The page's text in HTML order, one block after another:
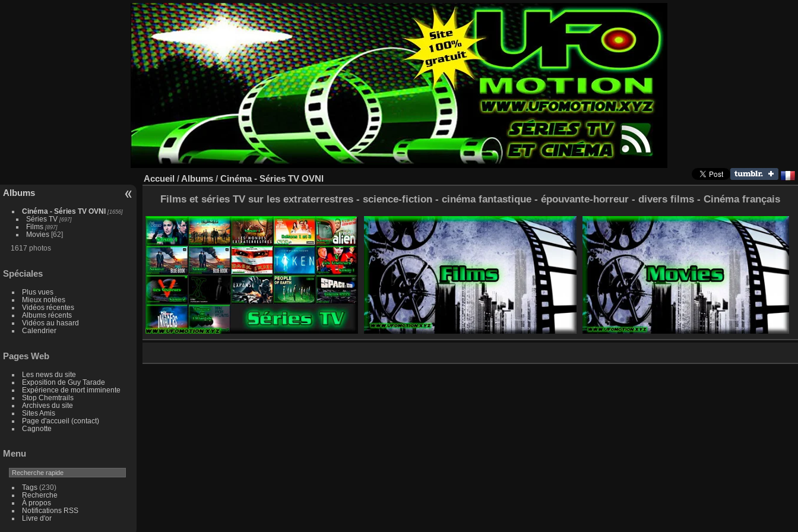
Albums
Cinéma - Séries TV OVNI [1656]
Séries TV [697]
Films [897]
Movies [62]
1617 photos
Spéciales
Plus vues
Mieux notées
Vidéos récentes
Albums récents
Vidéos au hasard
Calendrier
Pages Web
Les news du site
Exposition de Guy Tarade
Expérience de mort imminente
Stop Chemtrails
Archives du site
Sites Amis
Page d'accueil (contact)
Cagnotte
Menu
Tags(230)
Recherche
À propos
Notifications RSS
Livre d'or
Accueil / Albums / Cinéma - Séries TV OVNI
Films et séries TV sur les extraterrestres - science-fiction - cinéma fantastique - épouvante-horreur - divers films - Cinéma français